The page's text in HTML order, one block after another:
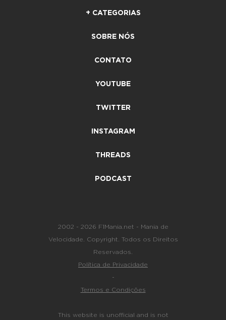
+ CATEGORIAS
SOBRE NÓS
CONTATO
YOUTUBE
TWITTER
INSTAGRAM
THREADS
PODCAST
2002 - 2026 F1Mania.net - Mania de
Velocidade. Copyright. Todos os Direitos
Reservados.
Política de Privacidade
-
Termos e Condições
This website is unofficial and is not